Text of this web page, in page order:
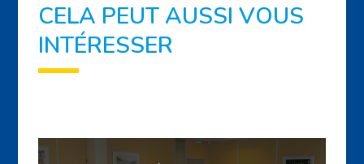
CELA PEUT AUSSI VOUS
INTÉRESSER